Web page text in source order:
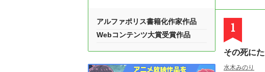
1
その死に
水木みのり
アルファポリス書籍化作家作品
Webコンテンツ大賞受賞作品